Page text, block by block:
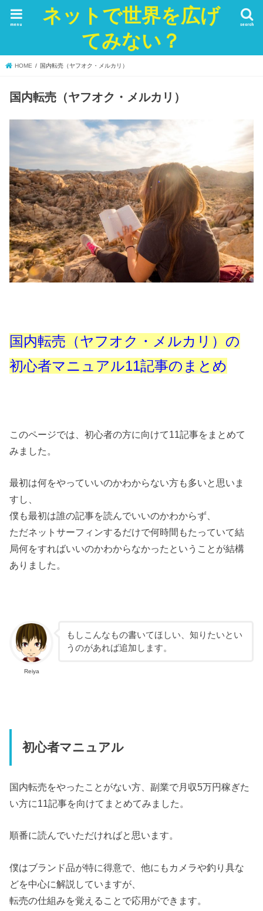
ネットで世界を広げ
てみない？
search
menu
HOME 国内転売（ヤフオク・メルカリ）
国内転売（ヤフオク・メルカリ）
国内転売（ヤフオク・メルカリ）の
初心者マニュアル11記事のまとめ
このページでは、初心者の方に向けて11記事をまとめて
みました。
最初は何をやっていいのかわからない方も多いと思いま
すし、
僕も最初は誰の記事を読んでいいのかわからず、
ただネットサーフィンするだけで何時間もたっていて結
局何をすればいいのかわからなかったということが結構
ありました。
Reiya
もしこんなもの書いてほしい、知りたいとい
うのがあれば追加します。
初心者マニュアル
国内転売をやったことがない方、副業で月収5万円稼ぎた
い方に11記事を向けてまとめてみました。
順番に読んでいただければと思います。
僕はブランド品が特に得意で、他にもカメラや釣り具な
どを中心に解説していますが、
転売の仕組みを覚えることで応用ができます。